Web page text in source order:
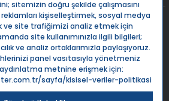
Live Support